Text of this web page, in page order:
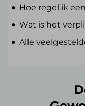
Hoe regel ik
Wat is het
Alle